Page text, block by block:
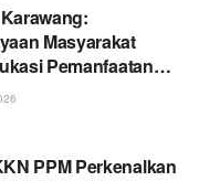
Masyarakat
Pemanfaatan
Menjadi Briket
PPM Perkenalkan